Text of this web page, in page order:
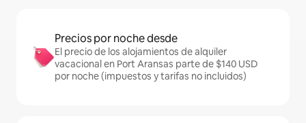
Precios por noche desde
El precio de los alojamientos de alquiler
vacacional en Port Aransas parte de $140 USD
por noche (impuestos y tarifas no incluidos)